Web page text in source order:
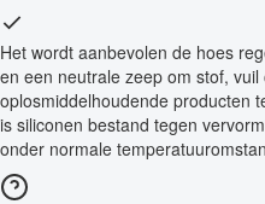
Het wordt aanbevolen de hoes
en een neutrale zeep om stof,
oplosmiddelhoudende producten
is siliconen bestand tegen
onder normale